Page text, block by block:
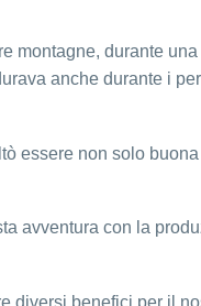
montagne, durante
anche durante i
essere non solo
avventura con la
diversi benefici per il